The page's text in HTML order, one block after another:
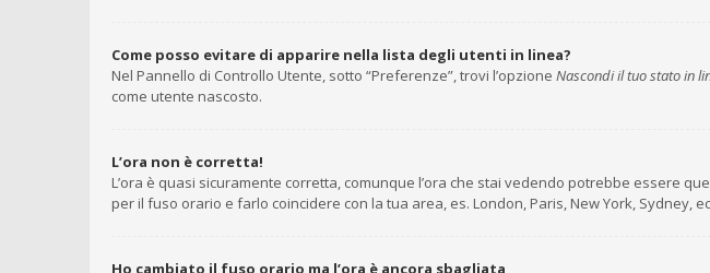
Come posso evitare di apparire nella lista degli utenti in linea?
Nel Pannello di Controllo Utente, sotto “Preferenze”, trovi l’opzione Nascondi il tuo stato in
come utente nascosto.
L’ora non è corretta!
L’ora è quasi sicuramente corretta, comunque l’ora che stai vedendo potrebbe essere
per il fuso orario e farlo coincidere con la tua area, es. London, Paris, New York,
Ho cambiato il fuso orario ma l’ora è ancora sbagliata